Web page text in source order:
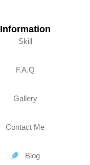
Information
Skill
F.A.Q
Gallery
Contact Me
Blog